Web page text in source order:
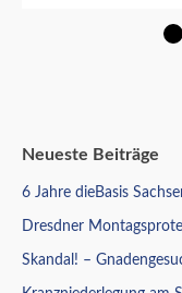
Neueste Beiträge
6 Jahre dieBasis
Dresdner
Skandal! –